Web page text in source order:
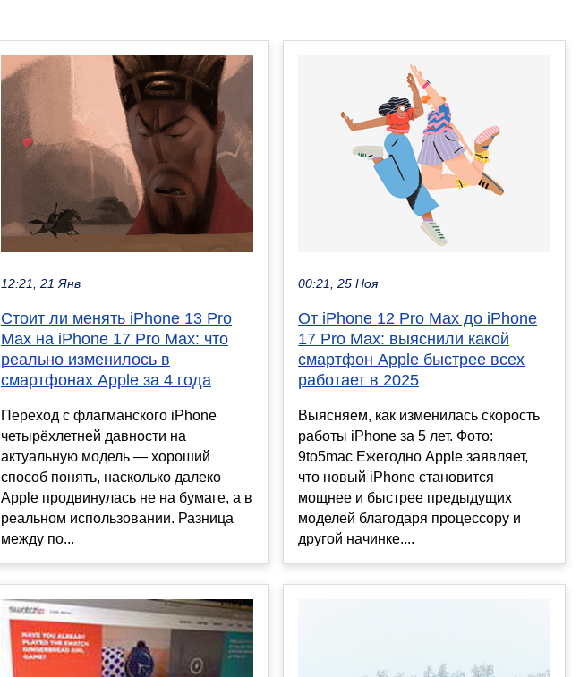
12:21, 21 Янв
Стоит ли менять iPhone 13 Pro
Max на iPhone 17 Pro Max: что
реально изменилось в
смартфонах Apple за 4 года
Переход с флагманского iPhone
четырёхлетней давности на
актуальную модель — хороший
способ понять, насколько далеко
Apple продвинулась не на бумаге, а в
реальном использовании. Разница
между по...
00:21, 25 Ноя
От iPhone 12 Pro Max до iPhone
17 Pro Max: выяснили какой
смартфон Apple быстрее всех
работает в 2025
Выясняем, как изменилась скорость
работы iPhone за 5 лет. Фото:
9to5mac Ежегодно Apple заявляет,
что новый iPhone становится
мощнее и быстрее предыдущих
моделей благодаря процессору и
другой начинке....